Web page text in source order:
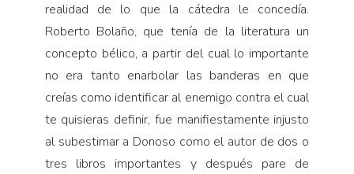
realidad de lo que la cátedra le concedía.
Roberto Bolaño, que tenía de la literatura un
concepto bélico, a partir del cual lo importante
no era tanto enarbolar las banderas en que
creías como identificar al enemigo contra el cual
te quisieras definir, fue manifiestamente injusto
al subestimar a Donoso como el autor de dos o
tres libros importantes y después pare de